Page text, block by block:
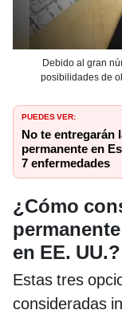
Debido al gran
posibilidades de
PUEDES VER:
No te entregarán
permanente en
7 enfermedades
¿Cómo
en EE.
Estas tres
consideradas